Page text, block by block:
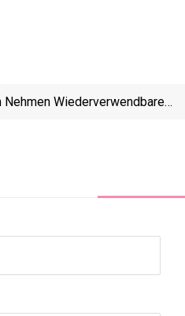
Wiederverwendbare